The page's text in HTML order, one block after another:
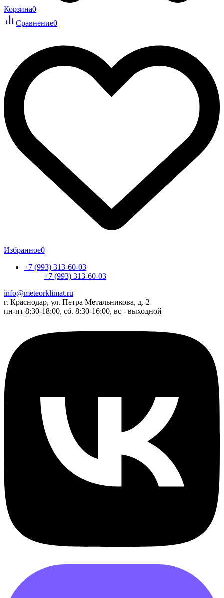
Корзина0
Сравнение0
Избранное0
+7 (993) 313-60-03
+7 (993) 313-60-03
info@meteorklimat.ru
г. Краснодар, ул. Петра Метальникова, д. 2
пн-пт 8:30-18:00, сб. 8:30-16:00, вс - выходной